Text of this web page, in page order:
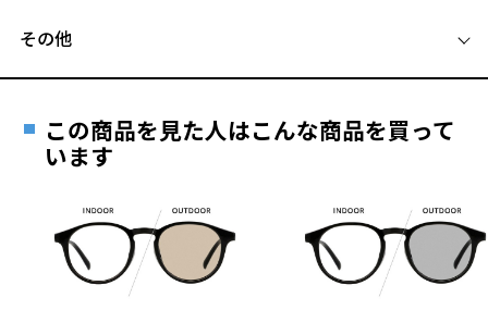
＜度付きサングラスに関する注意事項＞
※度付きにした場合、レンズ色、機能が変更となります。
※度付きサングラスをお求めの際は、レンズ選択画面にて度数入力
後、レンズオプションでカラーをお選びください。
品名：サングラス
レンズの材質：プラスチック(コーティング)
レンズ枠の材質：ニッケル合金(塗装)
テンプルの材質：ニッケル合金(塗装)
安心1 フレーム１年間品質保証
日または発送日より１年間修理又は交換させて頂
きます。
※保証期間内に交換が行われた場合、保証期間は初期の期間から
延長されません。
その他
ご希望のお客さまは、「レンズ交換券」をお選びのうえ、
最寄りのZoff実店舗にてレンズをお買い求めください。
※サングラスやパッケージ品では「レンズ交換券」はお選び
談ください。
この商品を見た人はこんな商品を買って
います